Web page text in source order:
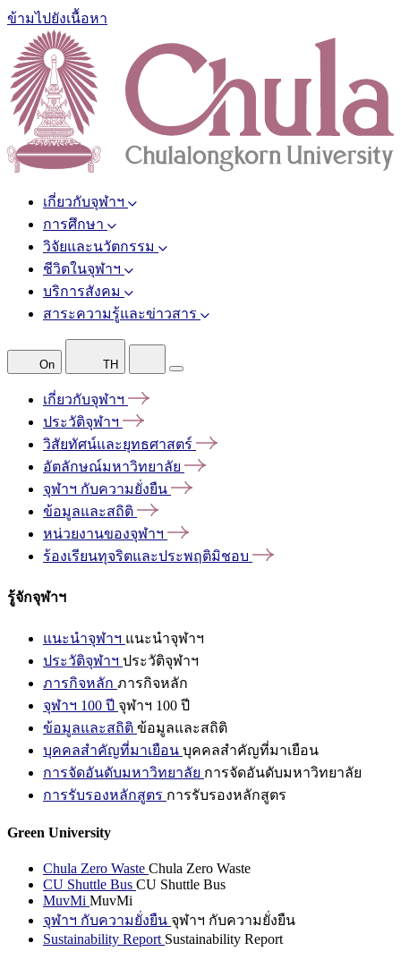
ข้ามไปยังเนื้อหา
เกี่ยวกับจุฬาฯ
การศึกษา
วิจัยและนวัตกรรม
ชีวิตในจุฬาฯ
บริการสังคม
สาระความรู้และข่าวสาร
On TH
เกี่ยวกับจุฬาฯ
ประวัติจุฬาฯ
วิสัยทัศน์และยุทธศาสตร์
อัตลักษณ์มหาวิทยาลัย
จุฬาฯ กับความยั่งยืน
ข้อมูลและสถิติ
หน่วยงานของจุฬาฯ
ร้องเรียนทุจริตและประพฤติมิชอบ
รู้จักจุฬาฯ
แนะนำจุฬาฯ แนะนำจุฬาฯ
ประวัติจุฬาฯ ประวัติจุฬาฯ
ภารกิจหลัก ภารกิจหลัก
จุฬาฯ 100 ปี จุฬาฯ 100 ปี
ข้อมูลและสถิติ ข้อมูลและสถิติ
บุคคลสำคัญที่มาเยือน บุคคลสำคัญที่มาเยือน
การจัดอันดับมหาวิทยาลัย การจัดอันดับมหาวิทยาลัย
การรับรองหลักสูตร การรับรองหลักสูตร
Green University
Chula Zero Waste Chula Zero Waste
CU Shuttle Bus CU Shuttle Bus
MuvMi MuvMi
จุฬาฯ กับความยั่งยืน จุฬาฯ กับความยั่งยืน
Sustainability Report Sustainability Report